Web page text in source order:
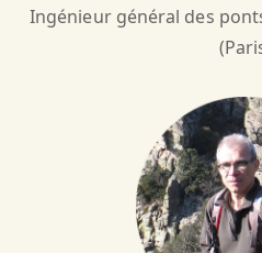
Ingénieur général des